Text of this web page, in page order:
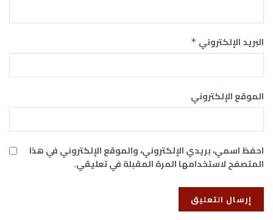
البريد الإلكتروني *
الموقع الإلكتروني
احفظ اسمي، بريدي الإلكتروني، والموقع الإلكتروني في هذا
المتصفح لاستخدامها المرة المقبلة في تعليقي.